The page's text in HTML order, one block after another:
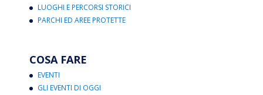
LUOGHI E PERCORSI STORICI
PARCHI ED AREE PROTETTE
COSA FARE
EVENTI
GLI EVENTI DI OGGI